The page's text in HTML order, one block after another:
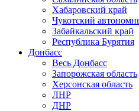
Хабаровский край
Чукотский
Забайкальский край
Республика Бурятия
Донбасс
Весь Донбасс
Запорожская область
Херсонская область
ЛНР
ДНР